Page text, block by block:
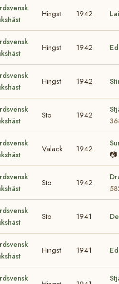
Hingst 1942
Hingst 1942
Hingst 1942
Sto 1942
Valack 1942
📷
Sto 1942
Sto 1941
Hingst 1941